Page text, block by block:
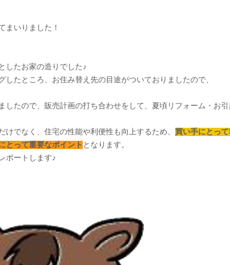
まいりました！
したお家の造りでした♪
たところ、お住み替え先の目途がついておりましたので、
したので、販売計画の打ち合わせをして、夏頃リフォーム・お
でなく、住宅の性能や利便性も向上するため、 買い手にとっ
とって重要なポイント となります。
ポートします♪